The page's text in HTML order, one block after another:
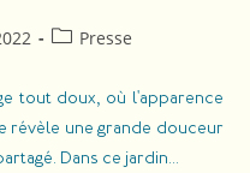
Presse
tout doux, où l'apparence
révèle une grande douceur
Dans ce jardin…